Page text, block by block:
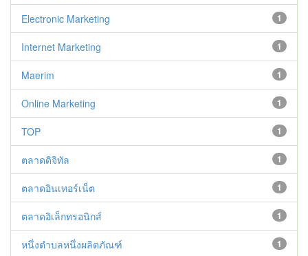
1
Electronic Marketing
1
Internet Marketing
1
Maerim
1
Online Marketing
1
TOP
1
ตลาดดิจิทัล
1
ตลาดอินเทอร์เน็ต
1
ตลาดอิเล็กทรอนิกส์
1
หนึ่งตำบลหนึ่งผลิตภัณฑ์